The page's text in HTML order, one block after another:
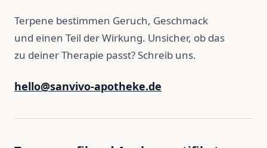
Terpene bestimmen Geruch, Geschmack
und einen Teil der Wirkung. Unsicher, ob das
zu deiner Therapie passt? Schreib uns.
hello@sanvivo-apotheke.de